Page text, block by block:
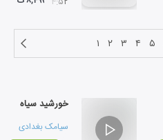
۱ ۲ ۳ ۴ ۵
خورشید سیاه
سیامک بغدادی